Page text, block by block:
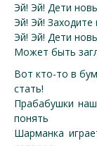
Эй! Эй! Дети
Эй! Эй! Заходите
Эй! Эй! Дети
Может быть
Вот кто-то в
стать!
Прабабушки
понять
Шарманка